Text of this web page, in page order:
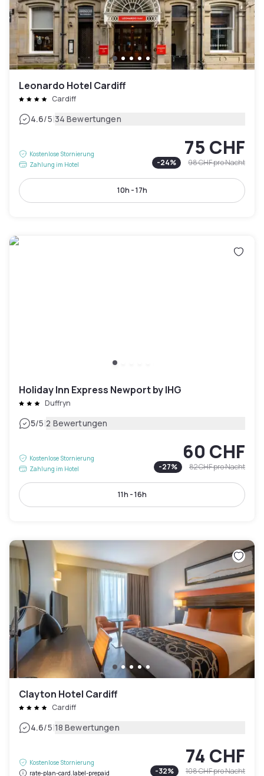
Leonardo Hotel Cardiff
Cardiff
4.6/5|34 Bewertungen
Kostenlose Stornierung
Zahlung im Hotel
75 CHF
-24% 98 CHFpro Nacht
10h - 17h
Holiday Inn Express Newport by IHG
Duffryn
5/5|2 Bewertungen
Kostenlose Stornierung
Zahlung im Hotel
60 CHF
-27% 82 CHFpro Nacht
11h - 16h
Clayton Hotel Cardiff
Cardiff
4.6/5|18 Bewertungen
Kostenlose Stornierung
rate-plan-card.label-prepaid
74 CHF
-32% 108 CHFpro Nacht